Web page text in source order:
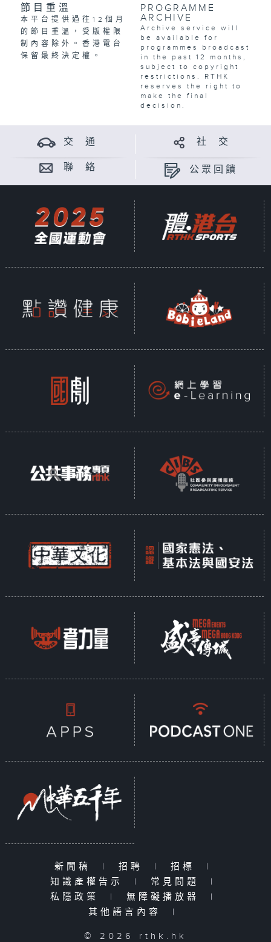
節目重溫
本平台提供過往12個月
的節目重溫，受版權限
制內容除外。香港電台
保留最終決定權。
PROGRAMME
ARCHIVE
Archive service will
be available for
programmes broadcast
in the past 12 months,
subject to copyright
restrictions. RTHK
reserves the right to
make the final
decision.
交 通 社 交
聯 絡 公眾回饋
新聞稿 | 招聘 | 招標
|
知識產權告示
| 常見問題
|
私隱政策
| 無障礙播放器
|
其他語言內容
|
© 2026 rthk.hk